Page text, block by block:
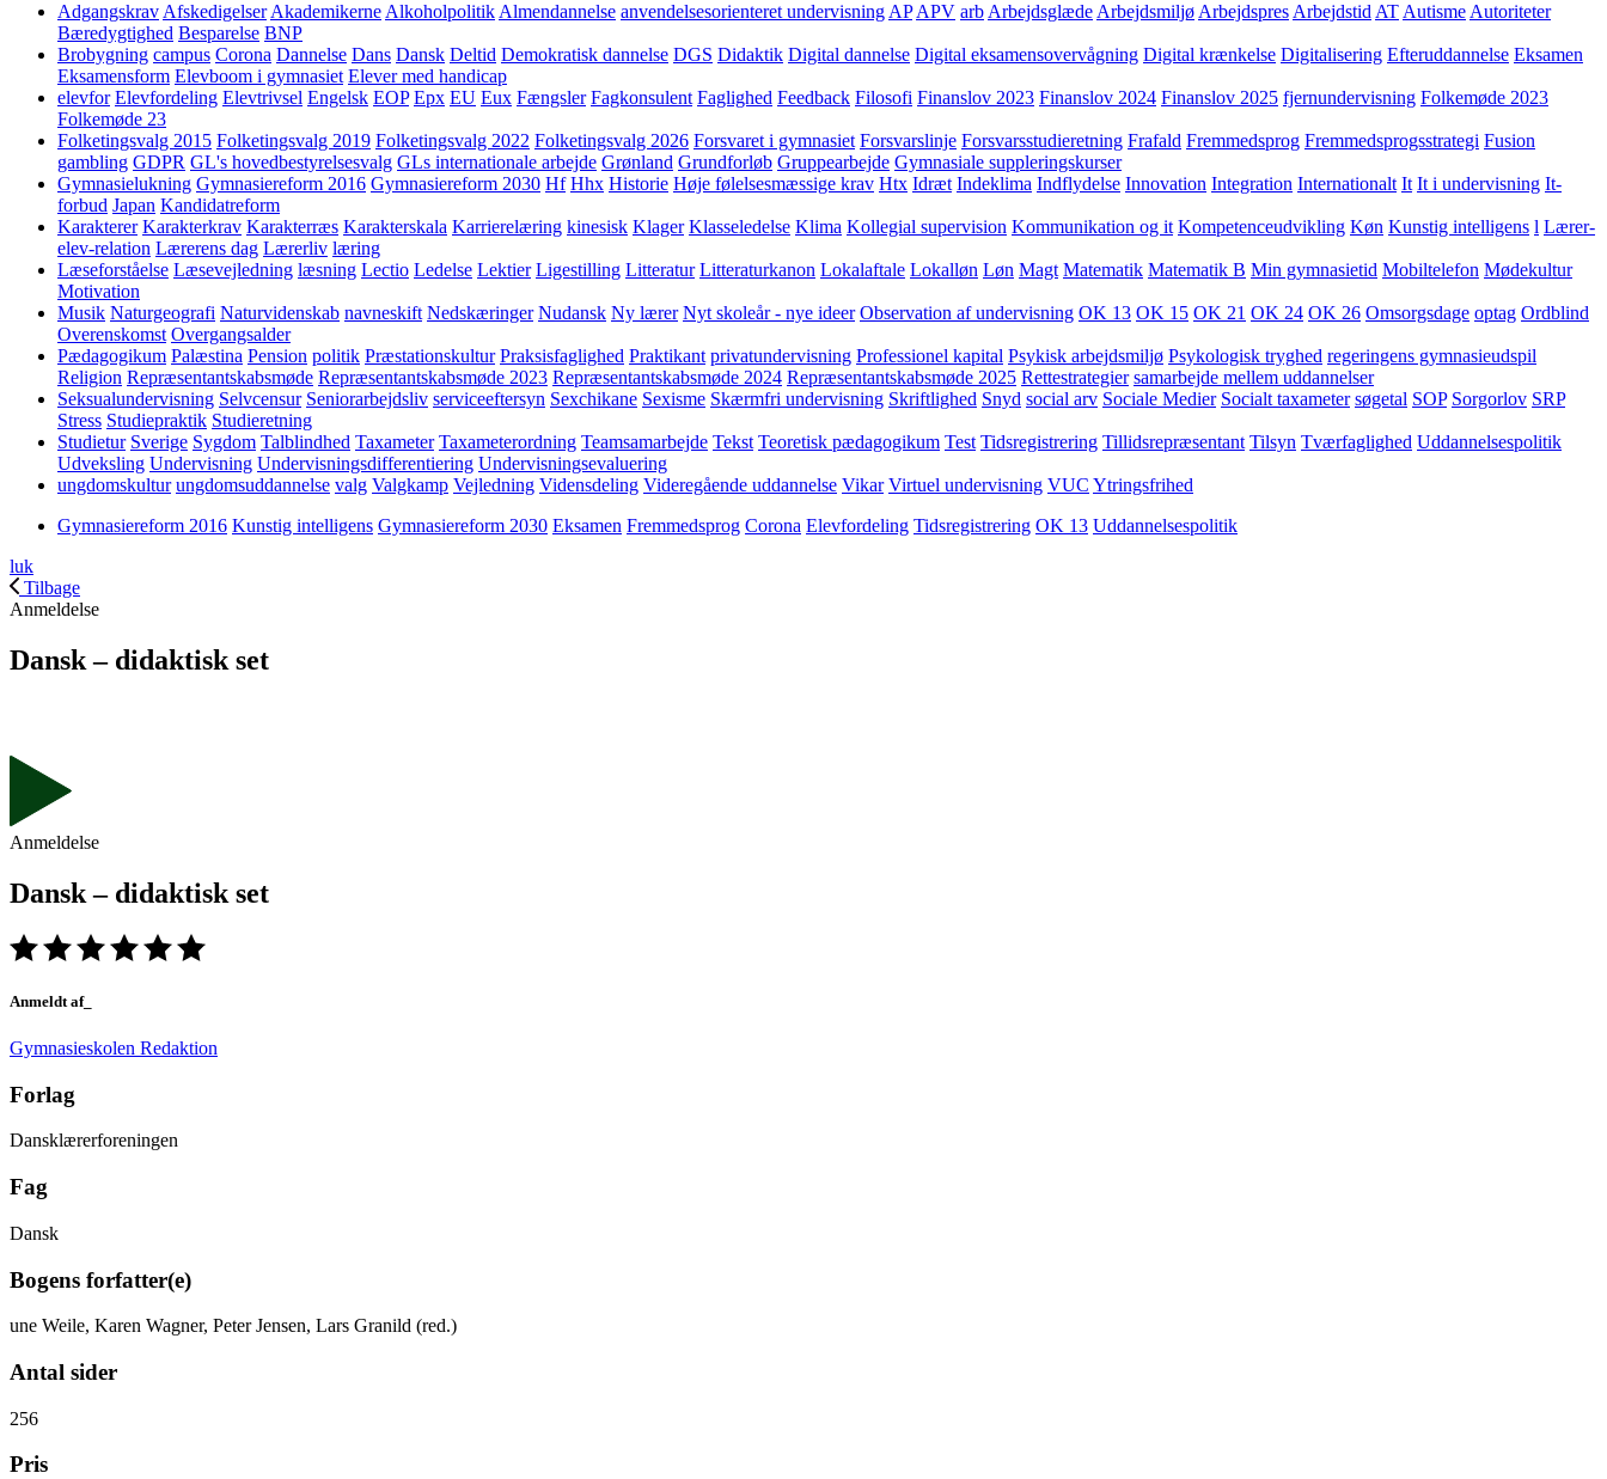
Adgangskrav Afskedigelser Akademikerne Alkoholpolitik Almendannelse anvendelsesorienteret undervisning AP APV arb Arbejdsglæde Arbejdsmiljø Arbejdspres Arbejdstid AT Autisme Autoriteter
Bæredygtighed Besparelse BNP
Brobygning campus Corona Dannelse Dans Dansk Deltid Demokratisk dannelse DGS Didaktik Digital dannelse Digital eksamensovervågning Digital krænkelse Digitalisering Efteruddannelse Eksamen
Eksamensform Elevboom i gymnasiet Elever med handicap
elevfor Elevfordeling Elevtrivsel Engelsk EOP Epx EU Eux Fængsler Fagkonsulent Faglighed Feedback Filosofi Finanslov 2023 Finanslov 2024 Finanslov 2025 fjernundervisning Folkemøde 2023
Folkemøde 23
Folketingsvalg 2015 Folketingsvalg 2019 Folketingsvalg 2022 Folketingsvalg 2026 Forsvaret i gymnasiet Forsvarslinje Forsvarsstudieretning Frafald Fremmedsprog Fremmedsprogsstrategi Fusion
gambling GDPR GL's hovedbestyrelsesvalg GLs internationale arbejde Grønland Grundforløb Gruppearbejde Gymnasiale suppleringskurser
Gymnasielukning Gymnasiereform 2016 Gymnasiereform 2030 Hf Hhx Historie Høje følelsesmæssige krav Htx Idræt Indeklima Indflydelse Innovation Integration Internationalt It It i undervisning It-
forbud Japan Kandidatreform
Karakterer Karakterkrav Karakterræs Karakterskala Karrierelæring kinesisk Klager Klasseledelse Klima Kollegial supervision Kommunikation og it Kompetenceudvikling Køn Kunstig intelligens l Lærer-
elev-relation Lærerens dag Lærerliv læring
Læseforståelse Læsevejledning læsning Lectio Ledelse Lektier Ligestilling Litteratur Litteraturkanon Lokalaftale Lokalløn Løn Magt Matematik Matematik B Min gymnasietid Mobiltelefon Mødekultur
Motivation
Musik Naturgeografi Naturvidenskab navneskift Nedskæringer Nudansk Ny lærer Nyt skoleår - nye ideer Observation af undervisning OK 13 OK 15 OK 21 OK 24 OK 26 Omsorgsdage optag Ordblind
Overenskomst Overgangsalder
Pædagogikum Palæstina Pension politik Præstationskultur Praksisfaglighed Praktikant privatundervisning Professionel kapital Psykisk arbejdsmiljø Psykologisk tryghed regeringens gymnasieudspil
Religion Repræsentantskabsmøde Repræsentantskabsmøde 2023 Repræsentantskabsmøde 2024 Repræsentantskabsmøde 2025 Rettestrategier samarbejde mellem uddannelser
Seksualundervisning Selvcensur Seniorarbejdsliv serviceeftersyn Sexchikane Sexisme Skærmfri undervisning Skriftlighed Snyd social arv Sociale Medier Socialt taxameter søgetal SOP Sorgorlov SRP
Stress Studiepraktik Studieretning
Studietur Sverige Sygdom Talblindhed Taxameter Taxameterordning Teamsamarbejde Tekst Teoretisk pædagogikum Test Tidsregistrering Tillidsrepræsentant Tilsyn Tværfaglighed Uddannelsespolitik
Udveksling Undervisning Undervisningsdifferentiering Undervisningsevaluering
ungdomskultur ungdomsuddannelse valg Valgkamp Vejledning Vidensdeling Videregående uddannelse Vikar Virtuel undervisning VUC Ytringsfrihed
Gymnasiereform 2016 Kunstig intelligens Gymnasiereform 2030 Eksamen Fremmedsprog Corona Elevfordeling Tidsregistrering OK 13 Uddannelsespolitik
luk
Tilbage
Anmeldelse
Dansk – didaktisk set
Anmeldelse
Dansk – didaktisk set
Anmeldt af_
Gymnasieskolen Redaktion
Forlag
Dansklærerforeningen
Fag
Dansk
Bogens forfatter(e)
une Weile, Karen Wagner, Peter Jensen, Lars Granild (red.)
Antal sider
256
Pris